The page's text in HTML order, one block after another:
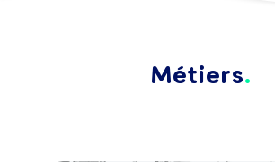
Métiers